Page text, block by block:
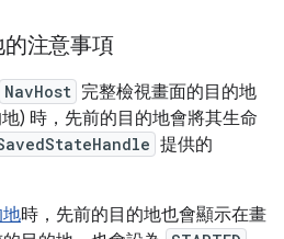
注意事項
NavHost 完整檢視畫面的目的地
) 時，先前的目的地會將其生命
提供的
時，先前的目的地也會顯示在畫